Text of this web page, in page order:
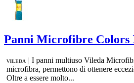
Panni Microfibre Colors
VILEDA | I panni multiuso Vileda
microfibra, permettono di ottenere
Oltre a essere molto...